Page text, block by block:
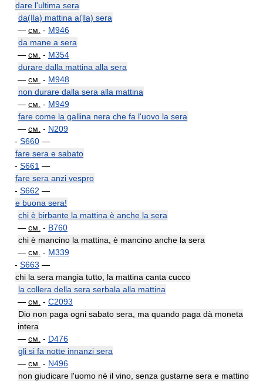
dare l'ultima sera
da(Ila) mattina a(lla) sera
— см. - M946
da mane a sera
— см. - M354
durare dalla mattina alla sera
— см. - M948
non durare dalla sera alla mattina
— см. - M949
fare come la gallina nera che fa l'uovo la sera
— см. - N209
- S660 —
fare sera e sabato
- S661 —
fare sera anzi vespro
- S662 —
e buona sera!
chi è birbante la mattina è anche la sera
— см. - B760
chi è mancino la mattina, è mancino anche la sera
— см. - M339
- S663 —
chi la sera mangia tutto, la mattina canta cucco
la collera della sera serbala alla mattina
— см. - C2093
Dio non paga ogni sabato sera, ma quando paga dà moneta
intera
— см. - D476
gli si fa notte innanzi sera
— см. - N496
non giudicare l'uomo né il vino, senza gustarne sera e mattino